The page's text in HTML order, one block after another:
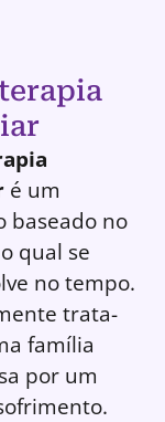
é um
baseado no
qual se
no tempo.
trata-
família
por um